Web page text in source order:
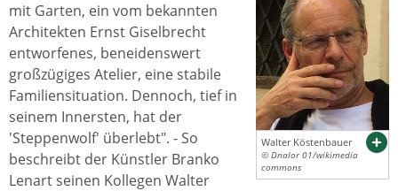
Walter Köstenbauer
© Dnalor 01/wikimedia
commons
mit Garten, ein vom bekannten
Architekten Ernst Giselbrecht
entworfenes, beneidenswert
großzügiges Atelier, eine stabile
Familiensituation. Dennoch, tief in
seinem Innersten, hat der
'Steppenwolf' überlebt". - So
beschreibt der Künstler Branko
Lenart seinen Kollegen Walter